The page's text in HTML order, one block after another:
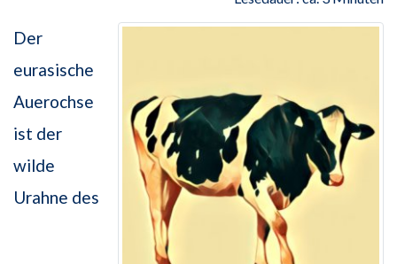
Der
eurasische
Auerochse
ist der
wilde
Urahne des